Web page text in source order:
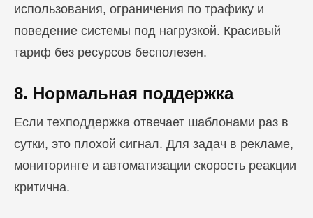
использования, ограничения по трафику и
поведение системы под нагрузкой. Красивый
тариф без ресурсов бесполезен.
8. Нормальная поддержка
Если техподдержка отвечает шаблонами раз в
сутки, это плохой сигнал. Для задач в рекламе,
мониторинге и автоматизации скорость реакции
критична.